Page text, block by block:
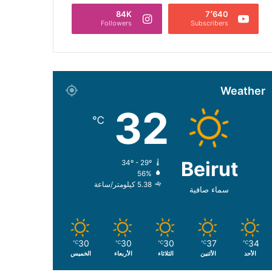
7٬640
Subscribers
84K
Followers
Weather
Beirut
سماء صافية
32
℃
34º - 29º
56%
5.38 كيلومتر/ساعة
34
℃
الأحد
37
℃
الأثنين
30
℃
الثلاثاء
30
℃
الأربعاء
30
℃
الخميس